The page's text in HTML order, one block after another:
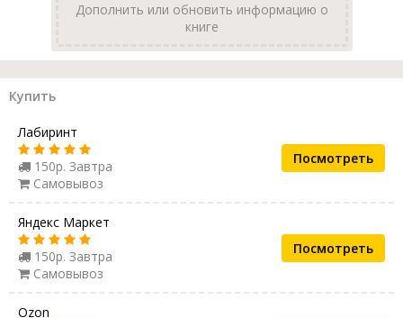
Дополнить или обновить информацию о
книге
Купить
Лабиринт
150р. Завтра
Самовывоз
Посмотреть
Яндекс Маркет
150р. Завтра
Самовывоз
Посмотреть
Ozon